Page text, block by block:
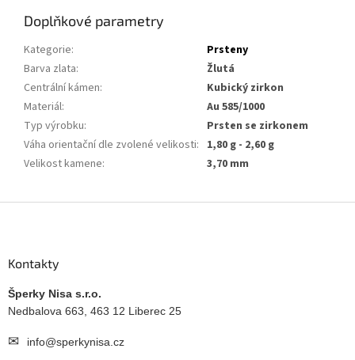
Doplňkové parametry
Kategorie:
Prsteny
Barva zlata:
Žlutá
Centrální kámen:
Kubický zirkon
Materiál:
Au 585/1000
Typ výrobku:
Prsten se zirkonem
Váha orientační dle zvolené velikosti: 1,80 g - 2,60 g
Velikost kamene: 3,70 mm
Kontakty
Šperky Nisa s.r.o.
Nedbalova 663, 463 12 Liberec 25
✉ info@sperkynisa.cz